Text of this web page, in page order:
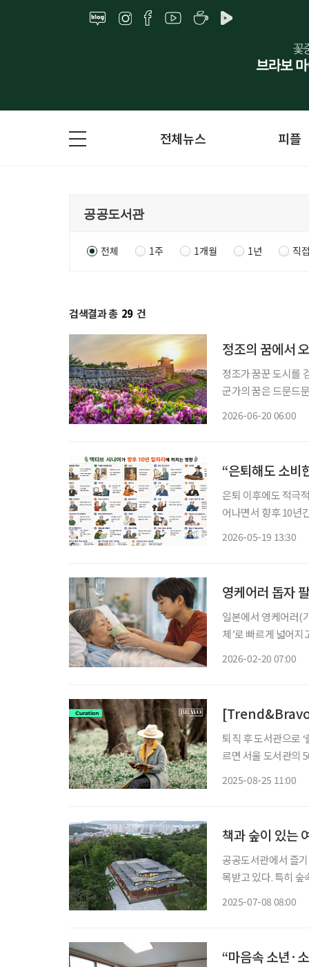
전체뉴스 피플
전체 1주 1개월 1년 직
검색결과 총 29 건
정조의 꿈에서
정조가 꿈꾼 도시를
군가의 꿈은 드문드
2026-06-20 06:00
“은퇴해도 소비
은퇴 이후에도 적극
어나면서 향후 10년
2026-05-19 13:30
영케어러 돕자
일본에서 영케어러(
체’로 빠르게 넓어
2026-02-20 07:00
퇴직 후 도서관으로
르면 서울 도서관의
2025-08-25 11:00
책과 숲이 있는
공공도서관에서 즐
목받고 있다. 특히 숲
2025-07-08 08:00
“마음속 소년·